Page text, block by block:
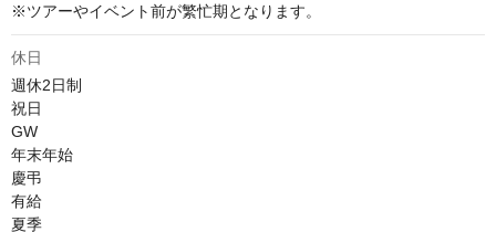
※ツアーやイベント前が繁忙期となります。
休日
週休2日制
祝日
GW
年末年始
慶弔
有給
夏季